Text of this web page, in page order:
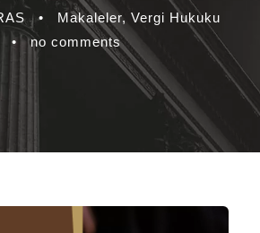
• Makaleler, Vergi Hukuku
•
no comments